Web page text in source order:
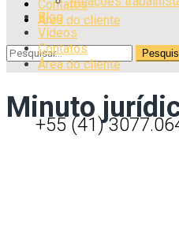
Contatos
Área do cliente
+55 (41)
Blog
Vídeos
Contatos
Área do cliente
Minuto